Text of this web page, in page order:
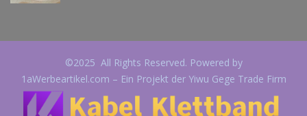
©2025 All Rights Reserved. Powered by
1aWerbeartikel.com – Ein Projekt der Yiwu Gege Trade Firm